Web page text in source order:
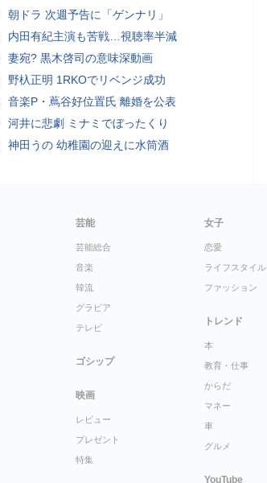
朝ドラ 次週予告に「ゲンナリ」
内田有紀主演も苦戦…視聴率半減
妻宛? 黒木啓司の意味深動画
野杁正明 1RKOでリベンジ成功
音楽P・蔦谷好位置氏 離婚を公表
河井に悲劇 ミナミでぼったくり
神田うの 幼稚園の迎えに水筒酒
芸能
芸能総合
音楽
韓流
グラビア
テレビ
ゴシップ
映画
レビュー
プレゼント
特集
女子
恋愛
ライフスタイル
ファッション
トレンド
本
教育・仕事
からだ
マネー
車
グルメ
YouTube